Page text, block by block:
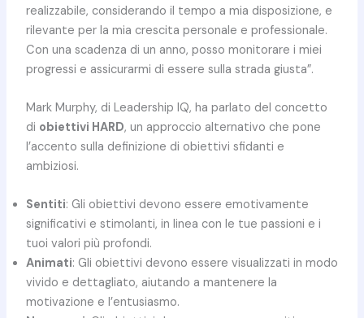
realizzabile, considerando il tempo a mia disposizione, e
rilevante per la mia crescita personale e professionale.
Con una scadenza di un anno, posso monitorare i miei
progressi e assicurarmi di essere sulla strada giusta”.
Mark Murphy, di Leadership IQ, ha parlato del concetto
di obiettivi HARD, un approccio alternativo che pone
l’accento sulla definizione di obiettivi sfidanti e
ambiziosi.
Sentiti: Gli obiettivi devono essere emotivamente
significativi e stimolanti, in linea con le tue passioni e i
tuoi valori più profondi.
Animati: Gli obiettivi devono essere visualizzati in modo
vivido e dettagliato, aiutando a mantenere la
motivazione e l’entusiasmo.